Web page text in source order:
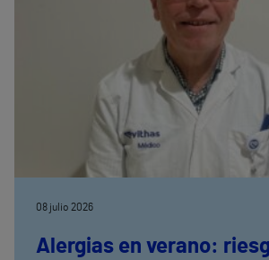
08 julio 2026
Alergias en verano: